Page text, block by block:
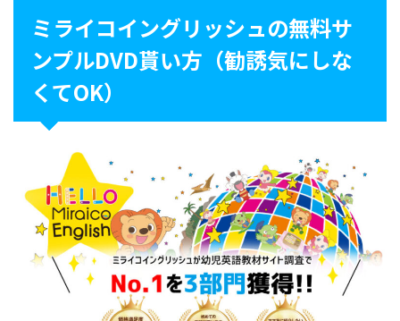
ミライコイングリッシュの無料サ
ンプルDVD貰い方（勧誘気にしな
くてOK）